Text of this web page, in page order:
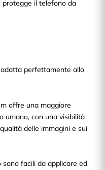
protegge il telefono da
perfettamente allo
offre una maggiore
umano, con una visibilità
delle immagini e sui
facili da applicare ed